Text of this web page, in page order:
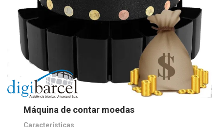
Máquina de contar moedas
Características